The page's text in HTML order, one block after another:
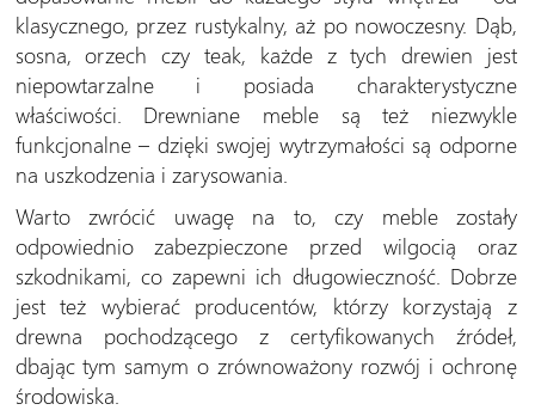
klasycznego, przez rustykalny, aż po nowoczesny. Dąb,
sosna, orzech czy teak, każde z tych drewien jest
niepowtarzalne i posiada charakterystyczne
właściwości. Drewniane meble są też niezwykle
funkcjonalne – dzięki swojej wytrzymałości są odporne
na uszkodzenia i zarysowania.
Warto zwrócić uwagę na to, czy meble zostały
odpowiednio zabezpieczone przed wilgocią oraz
szkodnikami, co zapewni ich długowieczność. Dobrze
jest też wybierać producentów, którzy korzystają z
drewna pochodzącego z certyfikowanych źródeł,
dbając tym samym o zrównoważony rozwój i ochronę
środowiska.